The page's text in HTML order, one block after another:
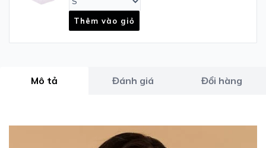
Thêm vào giỏ
Mô tả Đánh giá Đổi hàng